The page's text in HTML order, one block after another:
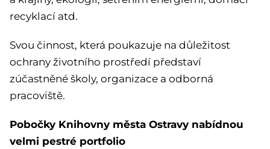
recyklací atd.
Svou činnost, která poukazuje na důležitost
ochrany životního prostředí představí
zúčastněné školy, organizace a odborná
pracoviště.
Pobočky Knihovny města Ostravy nabídnou
velmi pestré portfolio